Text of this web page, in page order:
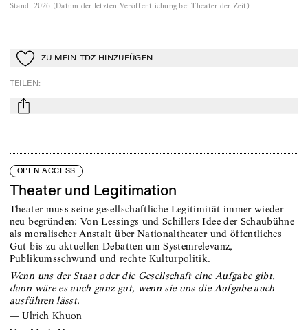
Stand: 2026 (Datum der letzten Veröffentlichung bei Theater der Zeit )
Zu Mein-TdZ hinzufügen
ZU MEIN-TDZ HINZUFÜGEN
TEILEN:
mail
OPEN ACCESS
Theater und Legitimation
Theater muss seine gesellschaftliche Legitimität immer wieder
neu begründen: Von Lessings und Schillers Idee der Schaubühne
als moralischer Anstalt über Nationaltheater und öffentliches
Gut bis zu aktuellen Debatten um Systemrelevanz,
Publikumsschwund und rechte Kulturpolitik.
Wenn uns der Staat oder die Gesellschaft eine Aufgabe gibt,
dann wäre es auch ganz gut, wenn sie uns die Aufgabe auch
ausführen lässt.
—Ulrich Khuon